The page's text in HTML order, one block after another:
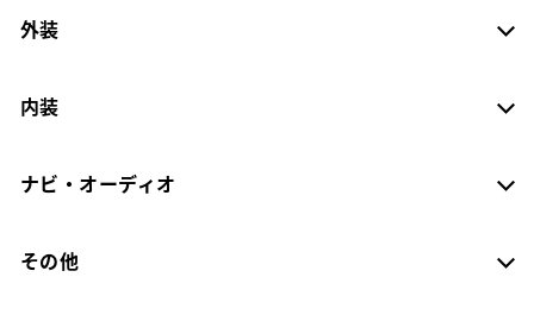
外装
内装
ナビ・オーディオ
その他